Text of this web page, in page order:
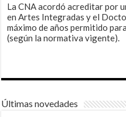
La CNA acordó acreditar por
en Artes Integradas y el
máximo de años permitido
(según la normativa vigente).
Últimas novedades